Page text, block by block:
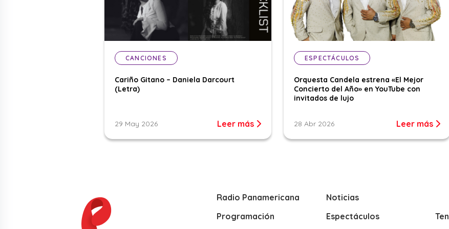
CANCIONES
Cariño Gitano – Daniela Darcourt
(Letra)
29 May 2026 Leer más
ESPECTÁCULOS
Orquesta Candela estrena «El Mejor
Concierto del Año» en YouTube con
invitados de lujo
28 Abr 2026 Leer más
Radio Panamericana
Programación
Noticias
Espectáculos